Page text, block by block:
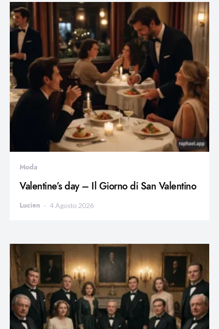
Moda
Valentine’s day – Il Giorno di San Valentino
Lucien 4 Agosto 2026